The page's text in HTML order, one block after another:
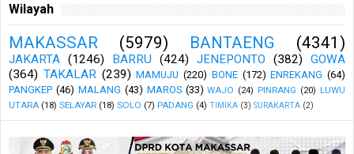
Wilayah
MAKASSAR (5979) BANTAENG (4341)
JAKARTA (1246) BARRU (424) JENEPONTO (382)
GOWA
(364) TAKALAR (239) MAMUJU (220) BONE (172) ENREKANG (64)
PANGKEP (46) MALANG (43) MAROS (33) WAJO (24) PINRANG (20) LUWU
UTARA (18) SELAYAR (18) SOLO (7) PADANG (4) TIMIKA (3) SURAKARTA (2)